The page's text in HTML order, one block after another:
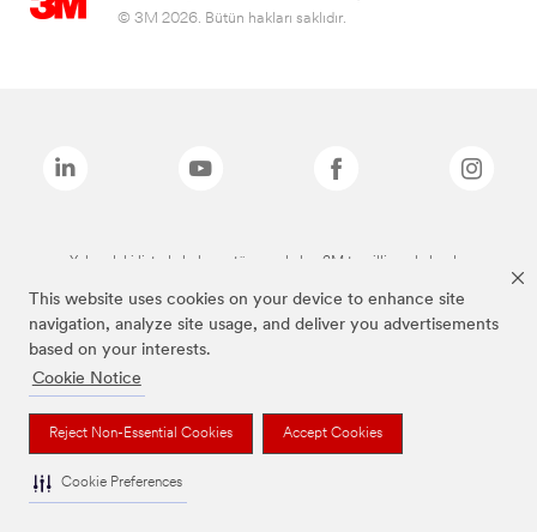
This website uses cookies on your device to enhance site
navigation, analyze site usage, and deliver you advertisements
based on your interests.
Cookie Notice
Reject Non-Essential Cookies Accept Cookies
Cookie Preferences
© 3M 2026. Bütün hakları saklıdır.
Yukarıdaki listede bulunan tüm markalar, 3M tescilli markalarıdır.